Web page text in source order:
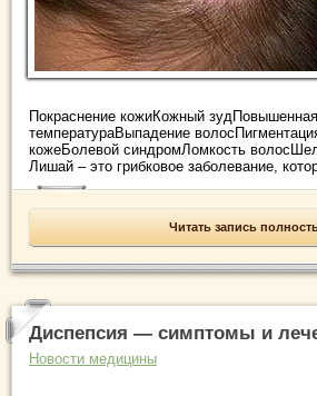
Покраснение кожиКожный зудПовышенная
температураВыпадение
кожеБолевой синдромЛомкость
Лишай – это грибковое заболевание,
Читать запись
Диспепсия — симптомы и
Новости медицины